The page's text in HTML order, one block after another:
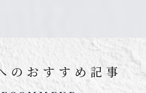
のおすすめ記事